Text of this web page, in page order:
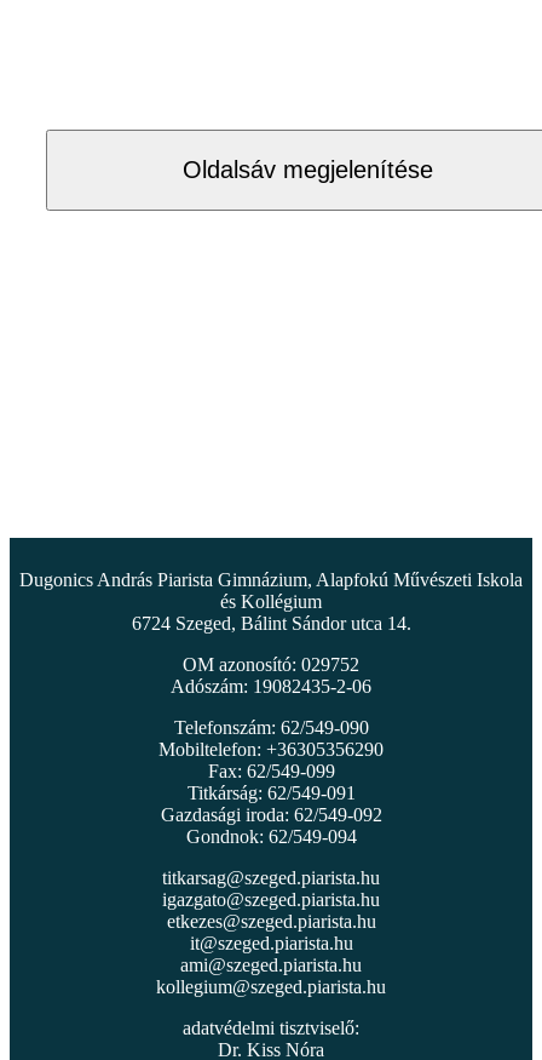
Oldalsáv megjelenítése
Dugonics András Piarista Gimnázium, Alapfokú Művészeti Iskola
és Kollégium
6724 Szeged, Bálint Sándor utca 14.
OM azonosító: 029752
Adószám: 19082435-2-06
Telefonszám: 62/549-090
Mobiltelefon: +36305356290
Fax: 62/549-099
Titkárság: 62/549-091
Gazdasági iroda: 62/549-092
Gondnok: 62/549-094
titkarsag@szeged.piarista.hu
igazgato@szeged.piarista.hu
etkezes@szeged.piarista.hu
it@szeged.piarista.hu
ami@szeged.piarista.hu
kollegium@szeged.piarista.hu
adatvédelmi tisztviselő:
Dr. Kiss Nóra